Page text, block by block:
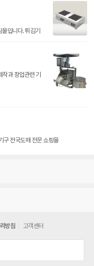
입니다. 튀김기
과 창업관련 기
구 전국도매 전문 쇼핑몰
방침 고객센터